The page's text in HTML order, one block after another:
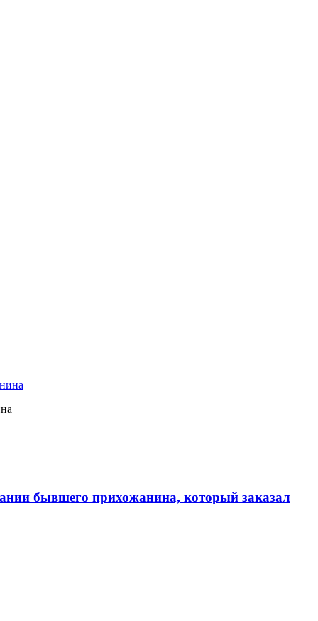
бывшего прихожанина, который заказал